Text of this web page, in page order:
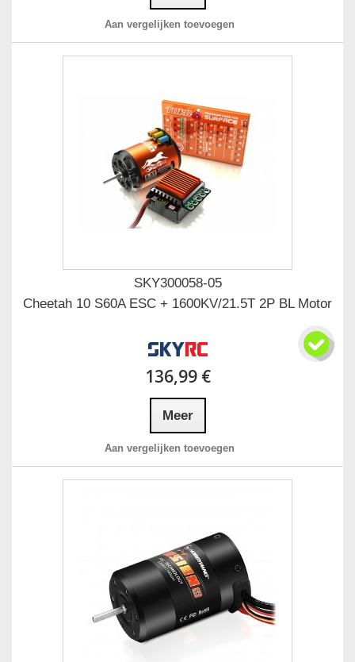
Aan vergelijken toevoegen
SKY300058-05
Cheetah 10 S60A ESC + 1600KV/21.5T 2P BL Motor
136,99 €
Meer
Aan vergelijken toevoegen